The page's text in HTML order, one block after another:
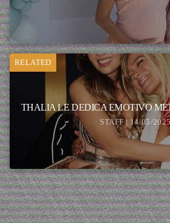
RELATED
THALIA LE DEDICA EMOTIVO
STAFF | 14/05/2025